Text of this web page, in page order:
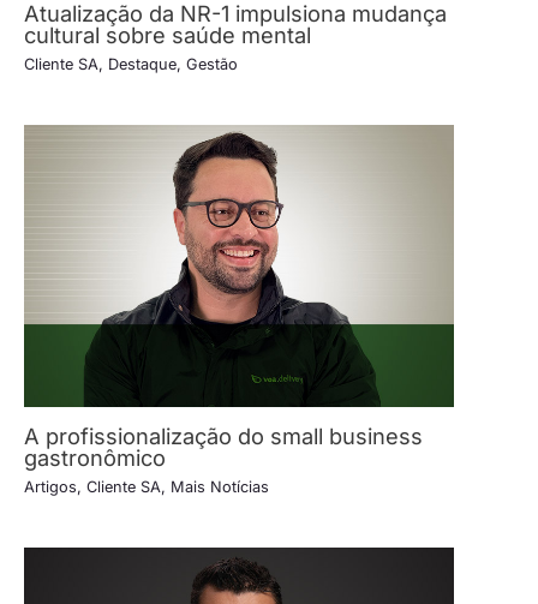
Atualização da NR-1 impulsiona mudança
cultural sobre saúde mental
Cliente SA, Destaque, Gestão
A profissionalização do small business
gastronômico
Artigos, Cliente SA, Mais Notícias